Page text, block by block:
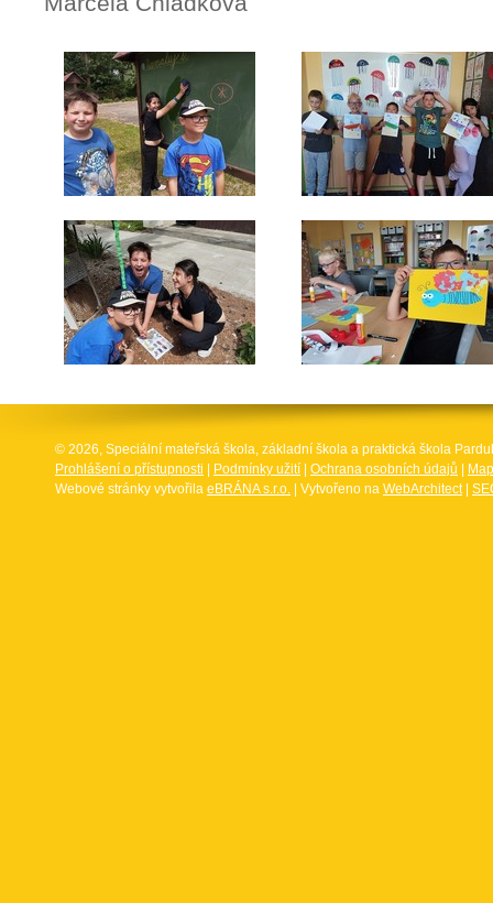
© 2026, Speciální mateřská škola, základní škola a praktická škola
Prohlášení o přístupnosti
Podmínky užití Ochrana osobních údajů
Webové stránky vytvořila eBRÁNA s.r.o. | Vytvořeno na WebArchitect|